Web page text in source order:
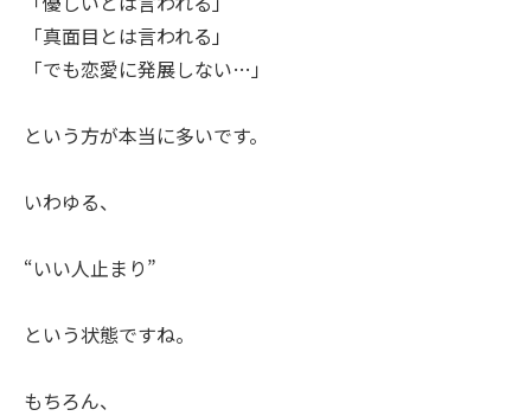
「真面目とは言われる」
「でも恋愛に発展しない…」
という方が本当に多いです。
いわゆる、
“いい人止まり”
という状態ですね。
もちろん、